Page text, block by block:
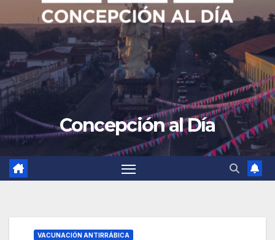
Concepción al Día
VACUNACIÓN ANTIRRÁBICA